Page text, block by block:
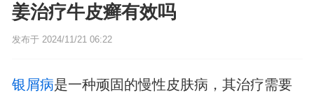
姜治疗牛皮癣有效吗
发布于 2024/11/21 06:22
银屑病是一种顽固的慢性皮肤病，其治疗需要